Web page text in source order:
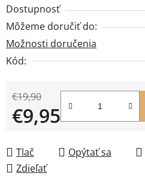
Dostupnosť
Môžeme doručiť do:
Možnosti doručenia
Kód:
€19,90
€9,95
Tlač Opýtať sa
Zdieľať